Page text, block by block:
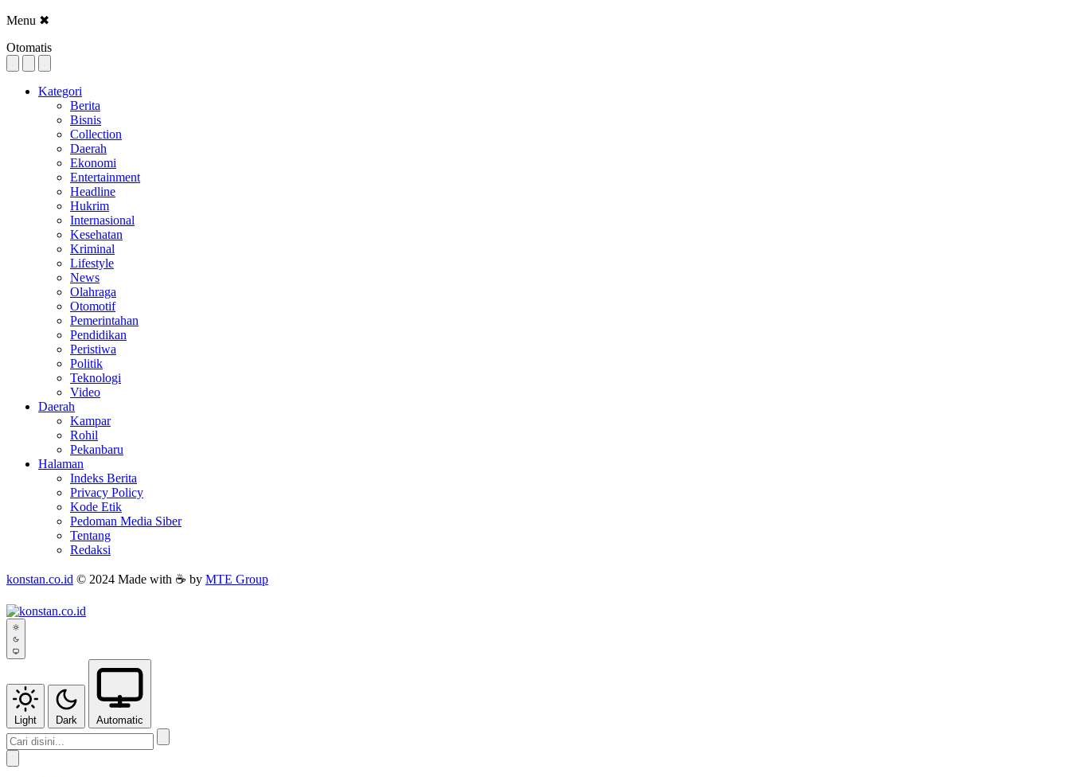
Menu ✖
Otomatis
Kategori
Berita
Bisnis
Collection
Daerah
Ekonomi
Entertainment
Headline
Hukrim
Internasional
Kesehatan
Kriminal
Lifestyle
News
Olahraga
Otomotif
Pemerintahan
Pendidikan
Peristiwa
Politik
Teknologi
Video
Daerah
Kampar
Rohil
Pekanbaru
Halaman
Indeks Berita
Privacy Policy
Kode Etik
Pedoman Media Siber
Tentang
Redaksi
konstan.co.id © 2024 Made with ☕ by MTE Group
Light Dark Automatic